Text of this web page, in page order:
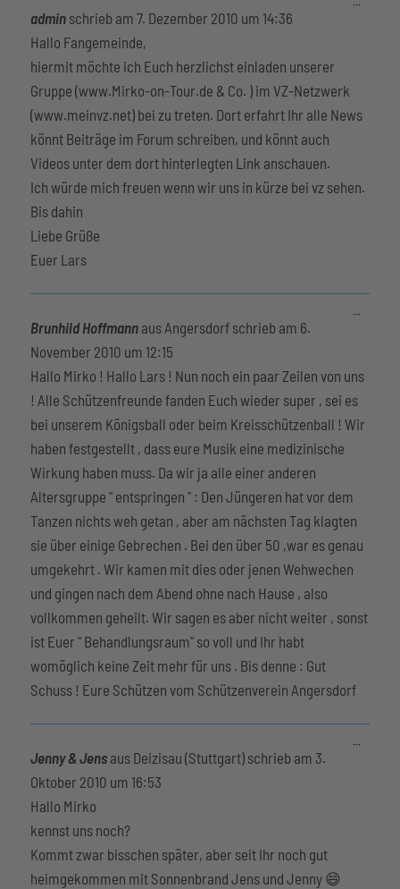
admin schrieb am 7. Dezember 2010 um 14:36
Hallo Fangemeinde,
hiermit möchte ich Euch herzlichst einladen unserer
Gruppe (www.Mirko-on-Tour.de & Co. ) im VZ-Netzwerk
(www.meinvz.net) bei zu treten. Dort erfahrt Ihr alle News
könnt Beiträge im Forum schreiben, und könnt auch
Videos unter dem dort hinterlegten Link anschauen.
Ich würde mich freuen wenn wir uns in kürze bei vz sehen.
Bis dahin
Liebe Grüße
Euer Lars
Brunhild Hoffmann aus Angersdorf schrieb am 6.
November 2010 um 12:15
Hallo Mirko ! Hallo Lars ! Nun noch ein paar Zeilen von uns
! Alle Schützenfreunde fanden Euch wieder super , sei es
bei unserem Königsball oder beim Kreisschützenball ! Wir
haben festgestellt , dass eure Musik eine medizinische
Wirkung haben muss. Da wir ja alle einer anderen
Altersgruppe " entspringen " : Den Jüngeren hat vor dem
Tanzen nichts weh getan , aber am nächsten Tag klagten
sie über einige Gebrechen . Bei den über 50 ,war es genau
umgekehrt . Wir kamen mit dies oder jenen Wehwechen
und gingen nach dem Abend ohne nach Hause , also
vollkommen geheilt. Wir sagen es aber nicht weiter , sonst
ist Euer " Behandlungsraum" so voll und Ihr habt
womöglich keine Zeit mehr für uns . Bis denne : Gut
Schuss ! Eure Schützen vom Schützenverein Angersdorf
Jenny & Jens aus Deizisau (Stuttgart) schrieb am 3.
Oktober 2010 um 16:53
Hallo Mirko
kennst uns noch?
Kommt zwar bisschen später, aber seit Ihr noch gut
heimgekommen mit Sonnenbrand Jens und Jenny 😄